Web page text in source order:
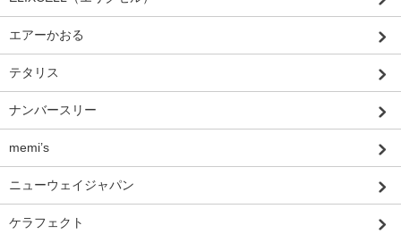
エアーかおる
テタリス
ナンバースリー
memi’s
ニューウェイジャパン
ケラフェクト